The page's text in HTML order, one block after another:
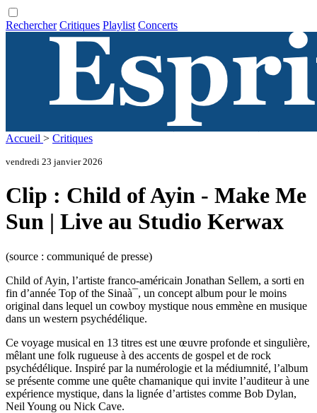
Rechercher Critiques Playlist Concerts
Accueil > Critiques
vendredi 23 janvier 2026
Clip : Child of Ayin - Make Me
Sun | Live au Studio Kerwax
(source : communiqué de presse)
Child of Ayin, l’artiste franco-américain Jonathan Sellem, a sorti en
fin d’année Top of the Sinaà¯, un concept album pour le moins
original dans lequel un cowboy mystique nous emmène en musique
dans un western psychédélique.
Ce voyage musical en 13 titres est une œuvre profonde et singulière,
mêlant une folk rugueuse à des accents de gospel et de rock
psychédélique. Inspiré par la numérologie et la médiumnité, l’album
se présente comme une quête chamanique qui invite l’auditeur à une
expérience mystique, dans la lignée d’artistes comme Bob Dylan,
Neil Young ou Nick Cave.